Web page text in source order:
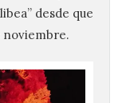
desde que
noviembre.